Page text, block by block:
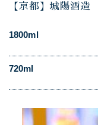
【京都】城陽酒
1800ml
720ml